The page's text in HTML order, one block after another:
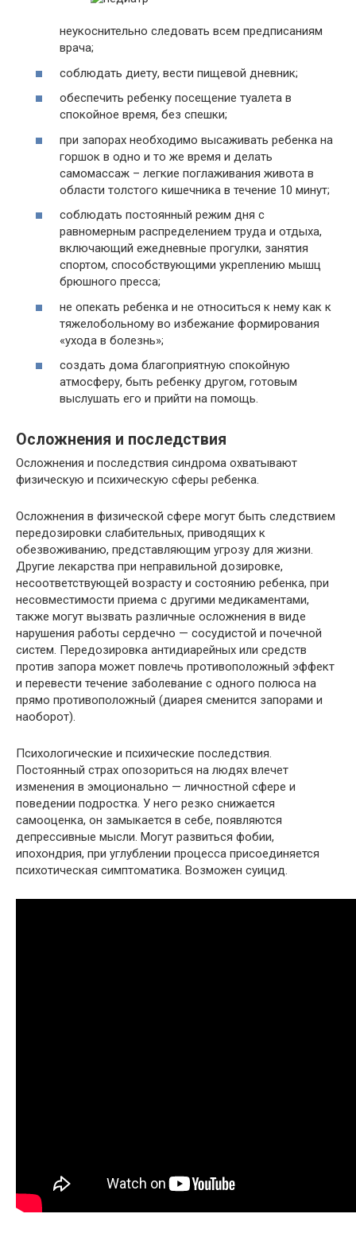
неукоснительно следовать всем предписаниям
врача;
соблюдать диету, вести пищевой дневник;
обеспечить ребенку посещение туалета в
спокойное время, без спешки;
при запорах необходимо высаживать ребенка на
горшок в одно и то же время и делать
самомассаж – легкие поглаживания живота в
области толстого кишечника в течение 10 минут;
соблюдать постоянный режим дня с
равномерным распределением труда и отдыха,
включающий ежедневные прогулки, занятия
спортом, способствующими укреплению мышц
брюшного пресса;
не опекать ребенка и не относиться к нему как к
тяжелобольному во избежание формирования
«ухода в болезнь»;
создать дома благоприятную спокойную
атмосферу, быть ребенку другом, готовым
выслушать его и прийти на помощь.
Осложнения и последствия
Осложнения и последствия синдрома охватывают
физическую и психическую сферы ребенка.
Осложнения в физической сфере могут быть следствием
передозировки слабительных, приводящих к
обезвоживанию, представляющим угрозу для жизни.
Другие лекарства при неправильной дозировке,
несоответствующей возрасту и состоянию ребенка, при
несовместимости приема с другими медикаментами,
также могут вызвать различные осложнения в виде
нарушения работы сердечно — сосудистой и почечной
систем. Передозировка антидиарейных или средств
против запора может повлечь противоположный эффект
и перевести течение заболевание с одного полюса на
прямо противоположный (диарея сменится запорами и
наоборот).
Психологические и психические последствия.
Постоянный страх опозориться на людях влечет
изменения в эмоционально — личностной сфере и
поведении подростка. У него резко снижается
самооценка, он замыкается в себе, появляются
депрессивные мысли. Могут развиться фобии,
ипохондрия, при углублении процесса присоединяется
психотическая симптоматика. Возможен суицид.